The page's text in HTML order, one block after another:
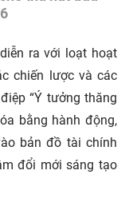
ra với loạt hoạt
chiến lược và các
“Ý tưởng thăng
bằng hành động,
bản đồ tài chính
đổi mới sáng tạo